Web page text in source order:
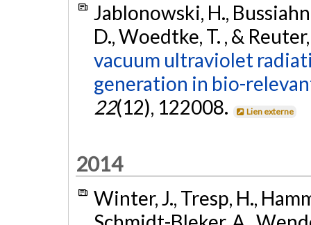
Jablonowski, H.,
D., Woedtke, T. , &
vacuum ultraviolet
generation in bio-
22(12), 122008. Lien externe
2014
Winter, J., Tresp, H.,